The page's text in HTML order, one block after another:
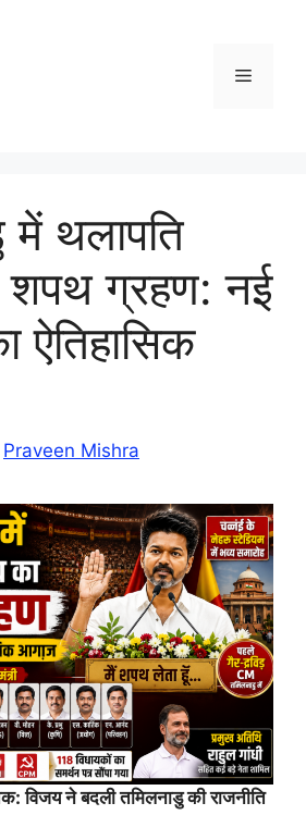
Menu
में थलापति
शपथ ग्रहण: नई
ऐतिहासिक
Praveen Mishra
विजय ने बदली तमिलनाडु की राजनीति